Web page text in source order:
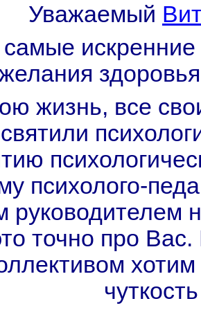
Уважаемый
жизнь, все
психолого-
руководителем
точно про
хотим